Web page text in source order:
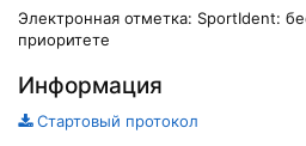
Электронная отметка: SportIdent:
приоритете
Информация
Стартовый протокол